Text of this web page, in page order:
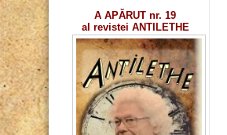
A APĂRUT nr. 19
al revistei ANTILETHE